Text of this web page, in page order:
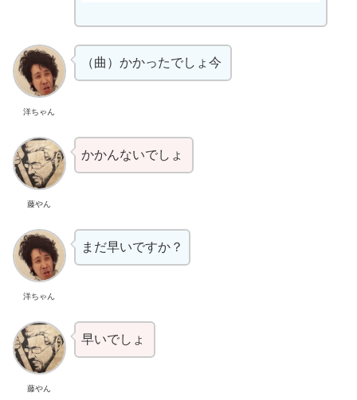
洋ちゃん
（曲）かかったでしょ今
藤やん
かかんないでしょ
洋ちゃん
まだ早いですか？
藤やん
早いでしょ